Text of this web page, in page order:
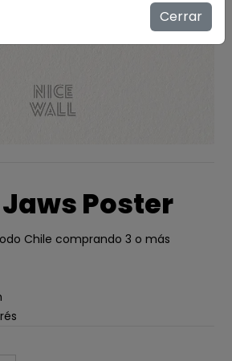
Poster
Chile comprando 3 o más
Cerrar